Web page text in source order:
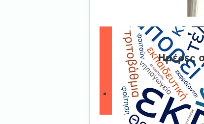
Ημέρες